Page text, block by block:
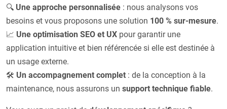
🔍 Une approche personnalisée : nous analysons vos
besoins et vous proposons une solution 100 % sur-mesure.
📈 Une optimisation SEO et UX pour garantir une
application intuitive et bien référencée si elle est destinée à
un usage externe.
🛠 Un accompagnement complet : de la conception à la
maintenance, nous assurons un support technique fiable.